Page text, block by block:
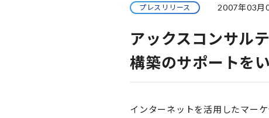
プレスリリース 2007年03月
アックスコンサル
構築のサポートを
インターネットを活用したマー